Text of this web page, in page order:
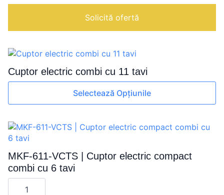
|
combi
Solicită ofertă
Cuptor electric combi cu 11 tavi
Selectează Opțiunile
Acest
mai
multe
variații.
Opțiunile
fi
alese
MKF-611-VCTS | Cuptor electric compact
combi cu 6 tavi
Cantitate
MKF-